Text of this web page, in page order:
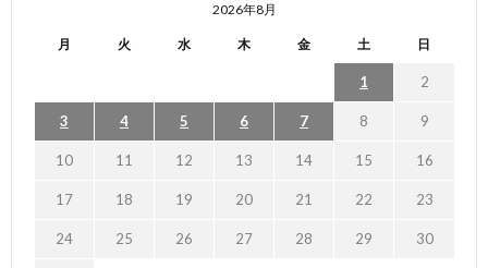
2026年8月
月 火 水 木 金 土 日
1 2
3 4 5 6 7 8 9
10 11 12 13 14 15 16
17 18 19 20 21 22 23
24 25 26 27 28 29 30